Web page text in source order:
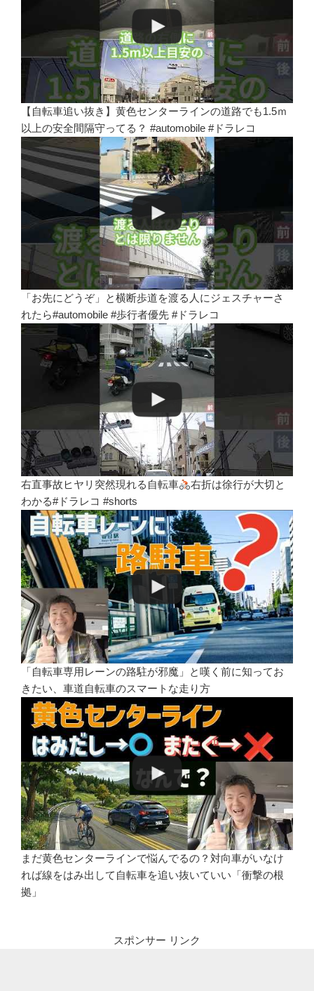
【自転車追い抜き】黄色センターラインの道路でも1.5ｍ
以上の安全間隔守ってる？ #automobile #ドラレコ
「お先にどうぞ」と横断歩道を渡る人にジェスチャーさ
れたら#automobile #歩行者優先 #ドラレコ
右直事故ヒヤリ突然現れる自転車
右折は徐行が大切と
わかる#ドラレコ #shorts
「自転車専用レーンの路駐が邪魔」と嘆く前に知ってお
きたい、車道自転車のスマートな走り方
まだ黄色センターラインで悩んでるの？対向車がいなけ
れば線をはみ出して自転車を追い抜いていい「衝撃の根
拠」
スポンサー リンク